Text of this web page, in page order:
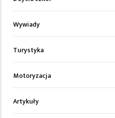
Wywiady
Turystyka
Motoryzacja
Artykuły